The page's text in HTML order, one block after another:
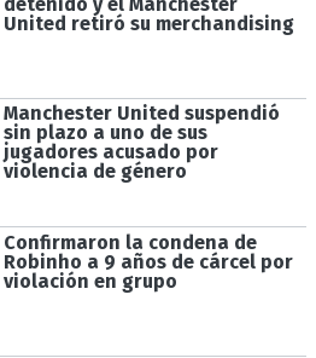
United retiró su merchandising
Manchester United suspendió
sin plazo a uno de sus
jugadores acusado por
violencia de género
Confirmaron la condena de
Robinho a 9 años de cárcel por
violación en grupo